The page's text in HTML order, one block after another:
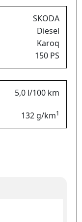
SKODA
Diesel
Karoq
150 PS
5,0 l/100 km
132 g/km1